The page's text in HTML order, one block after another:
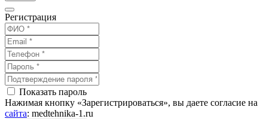
Регистрация
Показать пароль
Нажимая кнопку «Зарегистрироваться», вы даете согласие
сайта: medtehnika-1.ru